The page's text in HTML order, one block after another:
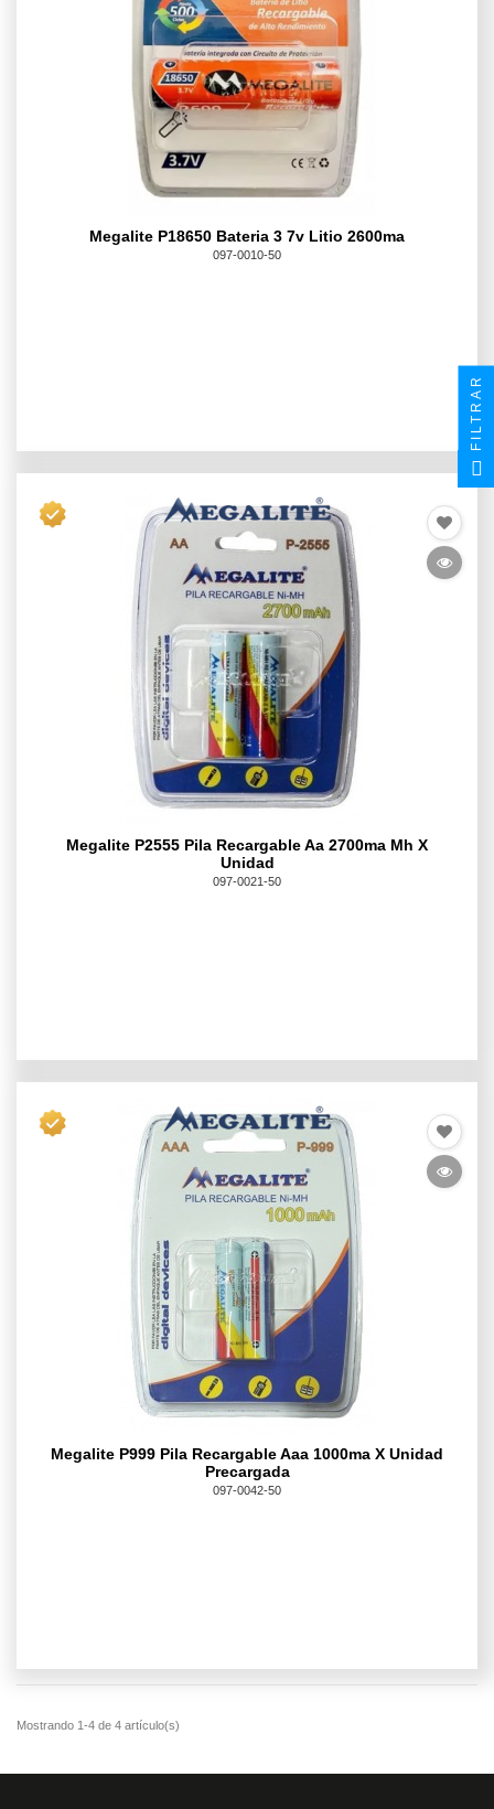
Megalite P18650 Bateria 3 7v Litio 2600ma
097-0010-50
Megalite P2555 Pila Recargable Aa 2700ma Mh X
Unidad
097-0021-50
Megalite P999 Pila Recargable Aaa 1000ma X Unidad
Precargada
097-0042-50
FILTRAR